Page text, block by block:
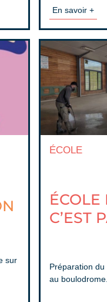
En savoir +
sur
ÉCOLE
ÉCOLE
C’EST
Préparation
au